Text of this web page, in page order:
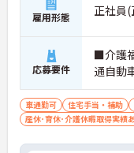
雇用形態 正社員
応募要件
■介護
通自動
車通勤可 住宅手当・補助
産休･育休･介護休暇取得実績